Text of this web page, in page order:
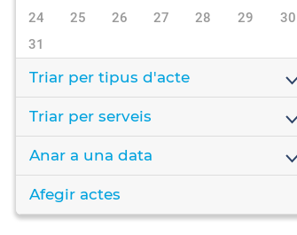
24
25 26 27 28 29
30
31
Triar per tipus d'acte
Triar per serveis
Anar a una data
Afegir actes